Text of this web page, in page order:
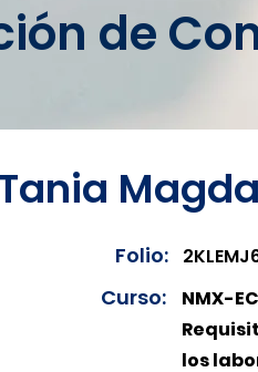
de
Folio:
Curso:
NMX-
los